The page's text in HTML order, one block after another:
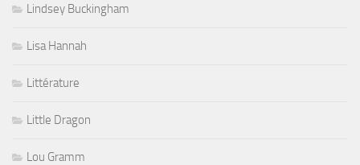
Lindsey Buckingham
Lisa Hannah
Littérature
Little Dragon
Lou Gramm